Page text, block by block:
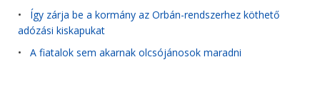
• Így zárja be a kormány az Orbán-rendszerhez köthető
adózási kiskapukat
• A fiatalok sem akarnak olcsójánosok maradni